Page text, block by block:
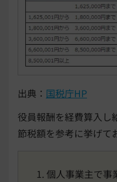
出典： 国税庁HP
役員報酬を経費算入し
節税額を参考に挙げて
個人事業主で事